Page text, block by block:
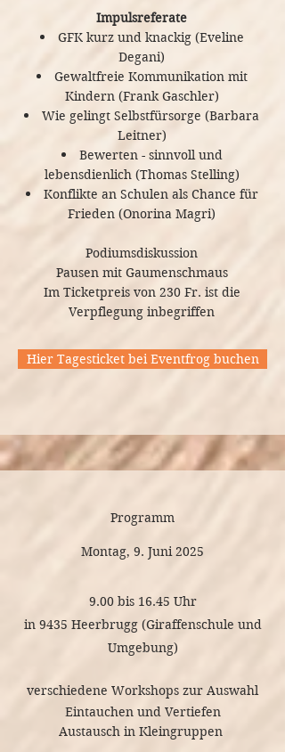
als
Familycamp
Aktuell
arbeitet
neurodiversen
Kinder
an
st.johann
Berner
Schulen
Konflikte
auf
und
französisch,
Jugendliche.
schon
Kinder
und
Mediatoren
ausgebildet.
ausgebildete
Mittelschullehrerin
und
Traumpadägogin
und
ihr
GFK
Wissen
vielen
Alltagssituationen
in
der
und
verinnerlicht.
Impulsreferate
GFK kurz und knackig (Eveline
Degani)
Gewaltfreie Kommunikation mit
Kindern (Frank Gaschler)
Wie gelingt Selbstfürsorge (Barbara
Leitner)
Bewerten - sinnvoll und
lebensdienlich (Thomas Stelling)
Konflikte an Schulen als Chance für
Frieden (Onorina Magri)
Podiumsdiskussion
Pausen mit Gaumenschmaus
Im Ticketpreis von 230 Fr. ist die
Verpflegung inbegriffen
Hier Tagesticket bei Eventfrog buchen
Programm
Montag, 9. Juni 2025
9.00 bis 16.45 Uhr
in 9435 Heerbrugg (Giraffenschule und
Umgebung)
verschiedene Workshops zur Auswahl
Eintauchen und Vertiefen
Austausch in Kleingruppen